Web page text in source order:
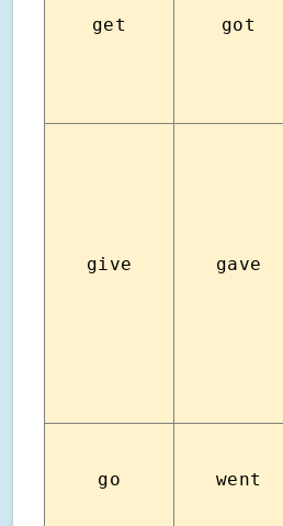
get got
give gave
go went